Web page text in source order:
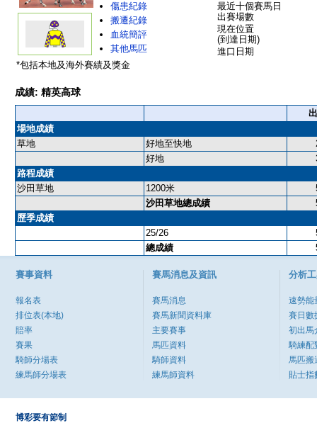
傷患紀錄
搬遷紀錄
血統簡評
其他馬匹
最近十個賽馬日
出賽場數
現在位置
(到達日期)
進口日期
*包括本地及海外賽績及獎金
成績: 精英高球
場地成績
草地
好地至快地
好地
路程成績
沙田草地
1200米
沙田草地總成績
歷季成績
25/26
總成績
賽事資料
報名表
排位表(本地)
賠率
賽果
騎師分場表
練馬師分場表
賽馬消息及資訊
賽馬消息
賽馬新聞資料庫
主要賽事
馬匹資料
騎師資料
練馬師資料
分析
速勢能
賽日數
初出馬
騎練配
馬匹搬
貼士指
博彩要有節制